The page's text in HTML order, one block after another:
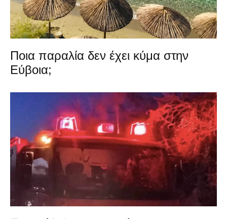
Ποια παραλία δεν έχει κύμα στην
Εύβοια;